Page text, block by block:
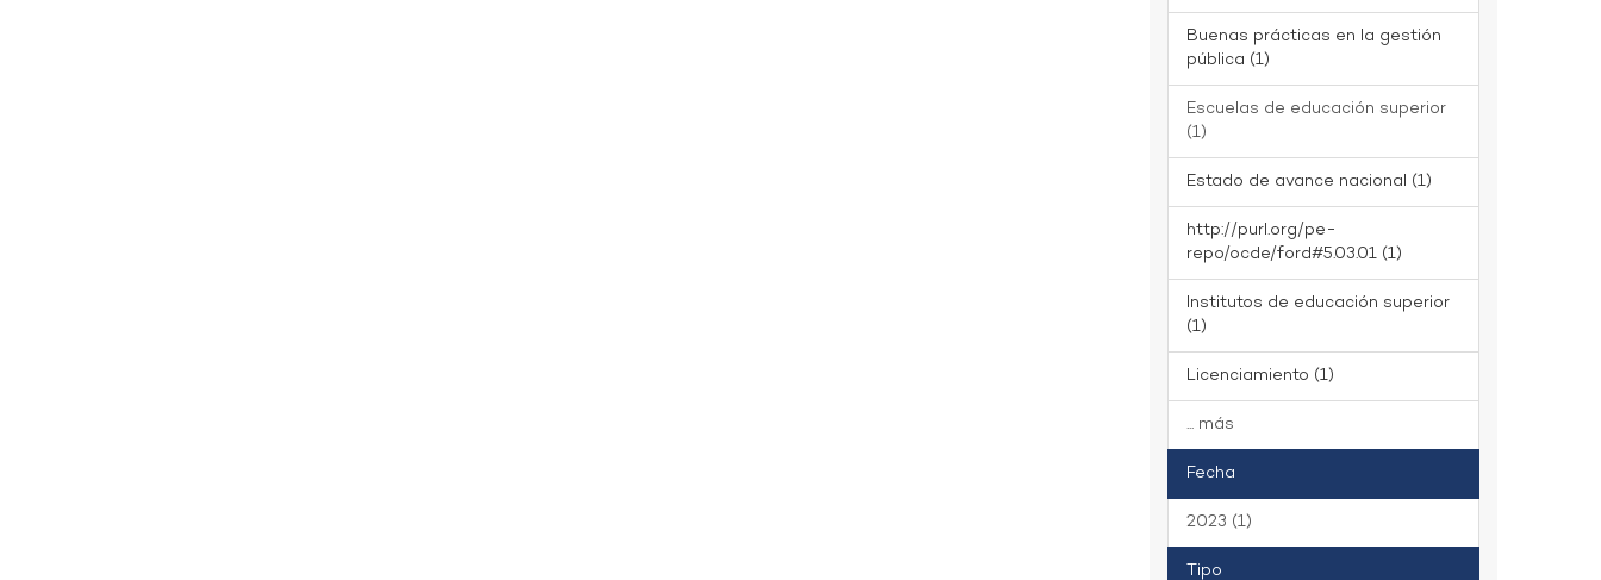
Buenas prácticas en la gestión
pública (1)
Escuelas de educación superior
(1)
Estado de avance nacional (1)
http://purl.org/pe-
repo/ocde/ford#5.03.01 (1)
Institutos de educación superior
(1)
Licenciamiento (1)
... más
Fecha
2023 (1)
Tipo